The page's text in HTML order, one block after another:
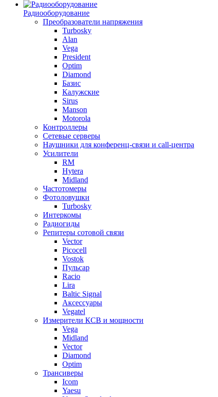
Радиооборудование
Преобразователи напряжения
Turbosky
Alan
Vega
President
Optim
Diamond
Базис
Калужские
Sirus
Manson
Motorola
Контроллеры
Сетевые серверы
Наушники для конференц-связи и call-центра
Усилители
RM
Hytera
Midland
Частотомеры
Фотоловушки
Turbosky
Интеркомы
Радиогиды
Репитеры сотовой связи
Vector
Picocell
Vostok
Пульсар
Racio
Lira
Baltic Signal
Аксессуары
Vegatel
Измерители КСВ и мощности
Vega
Midland
Vector
Diamond
Optim
Трансиверы
Icom
Yaesu